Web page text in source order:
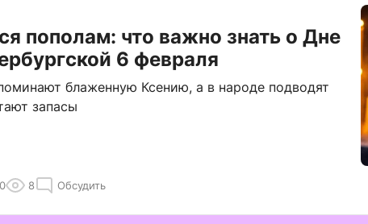
пополам: что важно знать о Дне
6 февраля
блаженную Ксению, а в народе подводят
запасы
8 Обсудить